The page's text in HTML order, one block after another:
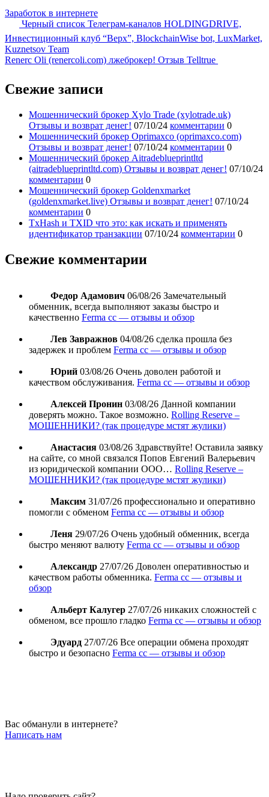
Заработок в интернете
Черный список Телеграм-каналов HOLDINGDRIVE,
Инвестиционный клуб “Верх”, BlockchainWise bot, LuxMarket,
Kuznetsov Team
Renerc Oli (renercoli.com) лжеброкер! Отзыв Telltrue
Свежие записи
Мошеннический брокер Xylo Trade (xylotrade.uk)
Отзывы и возврат денег! 07/10/24 комментарии 0
Мошеннический брокер Oprimaxco (oprimaxco.com)
Отзывы и возврат денег! 07/10/24 комментарии 0
Мошеннический брокер Aitradeblueprintltd
(aitradeblueprintltd.com) Отзывы и возврат денег! 07/10/24
комментарии 0
Мошеннический брокер Goldenxmarket
(goldenxmarket.live) Отзывы и возврат денег! 07/10/24
комментарии 0
TxHash и TXID что это: как искать и применять
идентификатор транзакции 07/10/24 комментарии 0
Свежие комментарии
Федор Адамович 06/08/26 Замечательный
обменник, всегда выполняют заказы быстро и
качественно Ferma cc — отзывы и обзор
Лев Завражнов 04/08/26 сделка прошла без
задержек и проблем Ferma cc — отзывы и обзор
Юрий 03/08/26 Очень доволен работой и
качеством обслуживания. Ferma cc — отзывы и обзор
Алексей Пронин 03/08/26 Данной компании
доверять можно. Такое возможно. Rolling Reserve –
МОШЕННИКИ? (так процедуре мстят жулики)
Анастасия 03/08/26 Здравствуйте! Оставила заявку
на сайте, со мной связался Попов Евгений Валерьевич
из юридической компании ООО… Rolling Reserve –
МОШЕННИКИ? (так процедуре мстят жулики)
Максим 31/07/26 профессионально и оперативно
помогли с обменом Ferma cc — отзывы и обзор
Леня 29/07/26 Очень удобный обменник, всегда
быстро меняют валюту Ferma cc — отзывы и обзор
Александр 27/07/26 Доволен оперативностью и
качеством работы обменника. Ferma cc — отзывы и
обзор
Альберт Калугер 27/07/26 никаких сложностей с
обменом, все прошло гладко Ferma cc — отзывы и обзор
Эдуард 27/07/26 Все операции обмена проходят
быстро и безопасно Ferma cc — отзывы и обзор
Вас обманули в интернете?
Написать нам